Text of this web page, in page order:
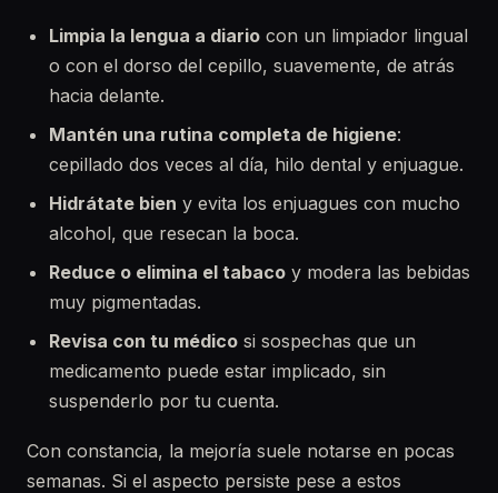
Limpia la lengua a diario con un limpiador lingual
o con el dorso del cepillo, suavemente, de atrás
hacia delante.
Mantén una rutina completa de higiene:
cepillado dos veces al día, hilo dental y enjuague.
Hidrátate bien y evita los enjuagues con mucho
alcohol, que resecan la boca.
Reduce o elimina el tabaco y modera las bebidas
muy pigmentadas.
Revisa con tu médico si sospechas que un
medicamento puede estar implicado, sin
suspenderlo por tu cuenta.
Con constancia, la mejoría suele notarse en pocas
semanas. Si el aspecto persiste pese a estos